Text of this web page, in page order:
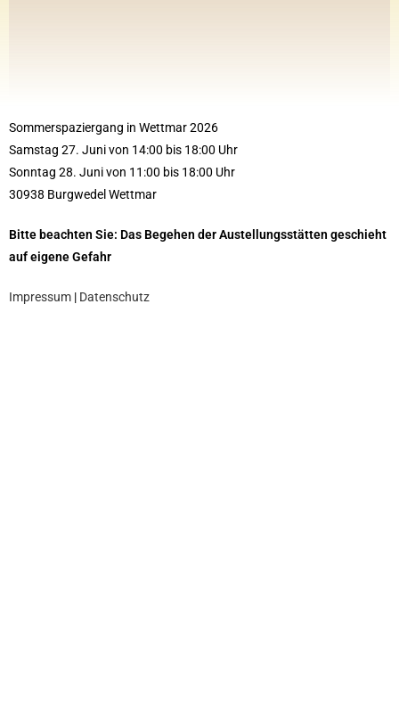
Sommerspaziergang in Wettmar 2026
Samstag 27. Juni von 14:00 bis 18:00 Uhr
Sonntag 28. Juni von 11:00 bis 18:00 Uhr
30938 Burgwedel Wettmar
Bitte beachten Sie: Das Begehen der Austellungsstätten geschieht
auf eigene Gefahr
Impressum | Datenschutz